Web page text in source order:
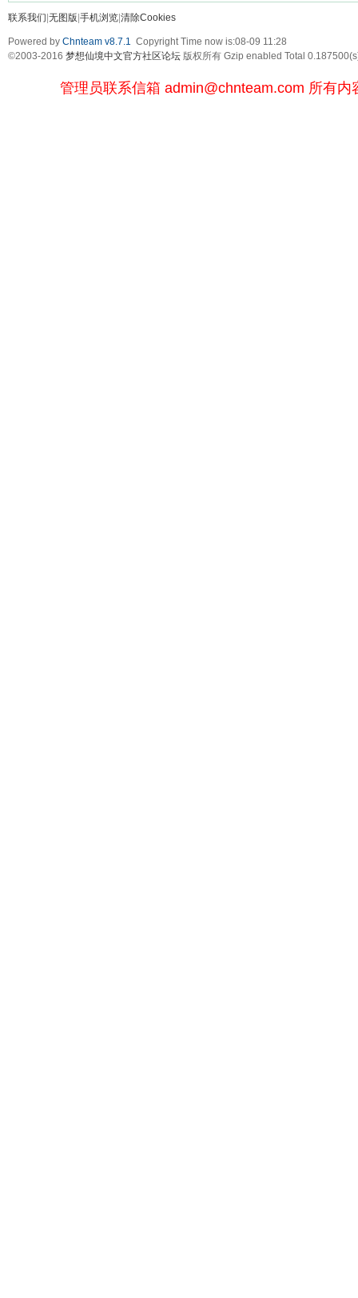
联系我们 无图版 手机浏览 清除Cookies
Powered by Chnteam v8.7.1 Copyright Time now is:08-09 11:28
©2003-2016 梦想仙境中文官方社区论坛 版权所有 Gzip enabled Total
管理员联系信箱 admin@chnteam.com 所有内